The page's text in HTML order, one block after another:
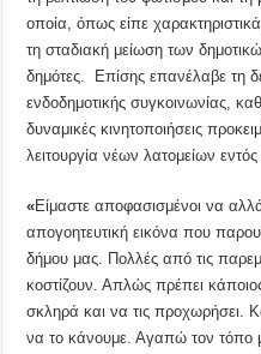
οποία, όπως είπε
τη σταδιακή μείωση των
δημότες. Επίσης επανέλαβε τη
ενδοδημοτικής συγκοινωνίας,
δυναμικές κινητοποιήσεις
λειτουργία νέων λατομείων
«Είμαστε αποφασισμένοι να
απογοητευτική εικόνα που
δήμου μας. Πολλές από τις
κοστίζουν. Απλώς πρέπει
σκληρά και να τις προχωρήσει.
να το κάνουμε. Αγαπώ τον τόπο